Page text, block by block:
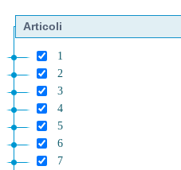
Articoli
1
2
3
4
5
6
7